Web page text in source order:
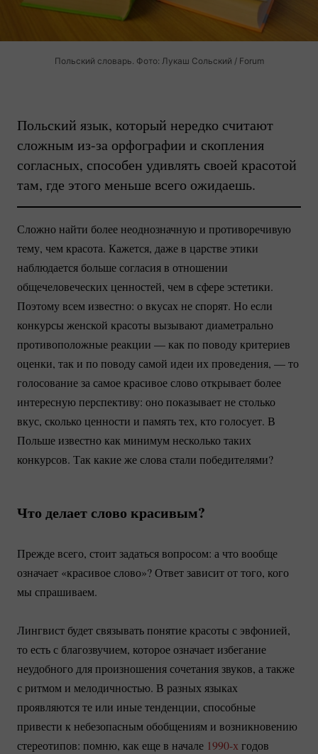
Польский словарь. Фото: Лукаш Сольский / Forum
Польский язык, который нередко считают
сложным из-за орфографии и скопления
согласных, способен удивлять своей красотой
там, где этого меньше всего ожидаешь.
Сложно найти более неоднозначную и противоречивую
тему, чем красота. Кажется, даже в царстве этики
наблюдается больше согласия в отношении
общечеловеческих ценностей, чем в сфере эстетики.
Поэтому всем известно: о вкусах не спорят. Но если
конкурсы женской красоты вызывают диаметрально
противоположные реакции — как по поводу критериев
оценки, так и по поводу самой идеи их проведения, — то
голосование за самое красивое слово открывает более
интересную перспективу: оно показывает не столько
вкус, сколько ценности и память тех, кто голосует. В
Польше известно как минимум несколько таких
конкурсов. Так какие же слова стали победителями?
Что делает слово красивым?
Прежде всего, стоит задаться вопросом: а что вообще
означает «красивое слово»? Ответ зависит от того, кого
мы спрашиваем.
Лингвист будет связывать понятие красоты с эвфонией,
то есть с благозвучием, которое означает избегание
неудобного для произношения сочетания звуков, а также
с ритмом и мелодичностью. В разных языках
проявляются те или иные тенденции, способные
привести к небезопасным обобщениям и возникновению
стереотипов: помню, как еще в начале 1990-хгодов